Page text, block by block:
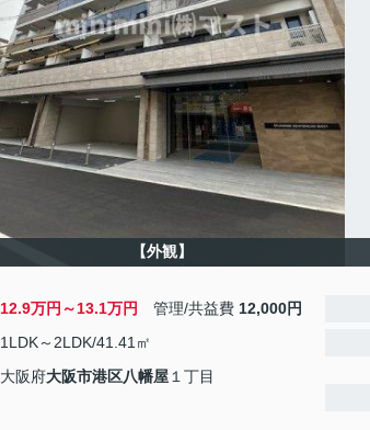
【外観】
12.9万円～13.1万円 管理/共益費 12,000円
1LDK～2LDK/41.41㎡
大阪府大阪市港区八幡屋 １丁目